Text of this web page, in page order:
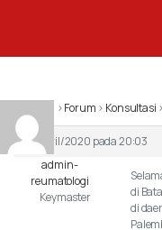
›Forum › Konsultasi ›
25/April/2020 pada 20:03
admin-
reumatologi
Keymaster
di
di